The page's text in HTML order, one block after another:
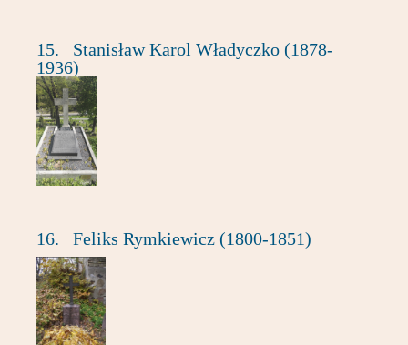
15.
Stanisław Karol Władyczko (1878-
1936)
16. Feliks Rymkiewicz (1800-1851)